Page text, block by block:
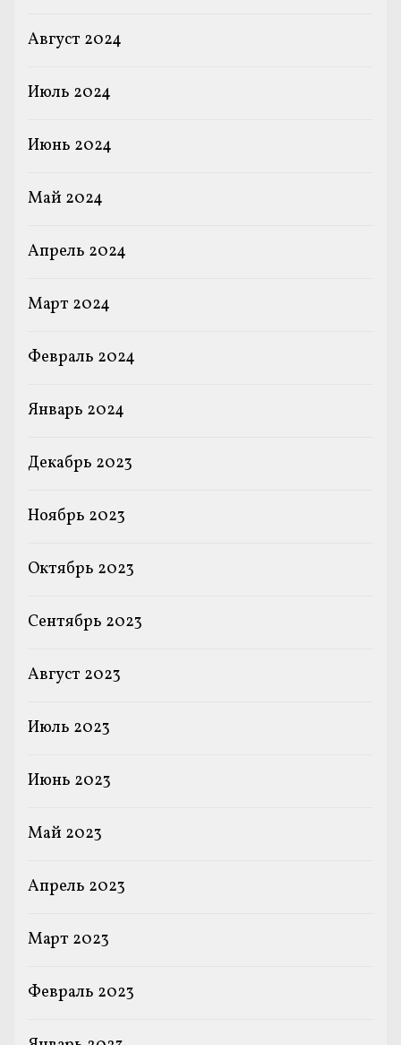
Август 2024
Июль 2024
Июнь 2024
Май 2024
Апрель 2024
Март 2024
Февраль 2024
Январь 2024
Декабрь 2023
Ноябрь 2023
Октябрь 2023
Сентябрь 2023
Август 2023
Июль 2023
Июнь 2023
Май 2023
Апрель 2023
Март 2023
Февраль 2023